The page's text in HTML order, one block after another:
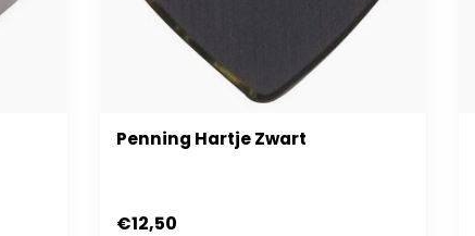
Penning Hartje Zwart
€12,50